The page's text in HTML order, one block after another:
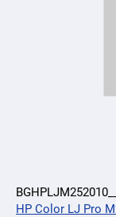
HP Color LJ Pro